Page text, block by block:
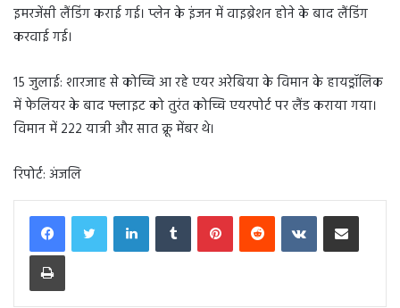
इमरजेंसी लैंडिंग कराई गई। प्लेन के इंजन में वाइब्रेशन होने के बाद लैंडिंग
करवाई गई।
15 जुलाई: शारजाह से कोच्चि आ रहे एयर अरेबिया के विमान के हायड्रॉलिक
में फेलियर के बाद फ्लाइट को तुरंत कोच्चि एयरपोर्ट पर लैंड कराया गया।
विमान में 222 यात्री और सात क्रू मेंबर थे।
रिपोर्ट: अंजलि
LinkedInTumblr PinterestReddit VKontakteShare via Email
Print